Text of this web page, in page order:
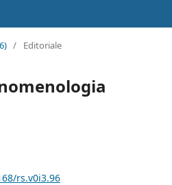
/ Editoriale
rs.v0i3.96